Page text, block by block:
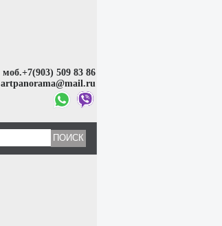
моб.+7(903) 509 83 86
artpanorama@mail.ru